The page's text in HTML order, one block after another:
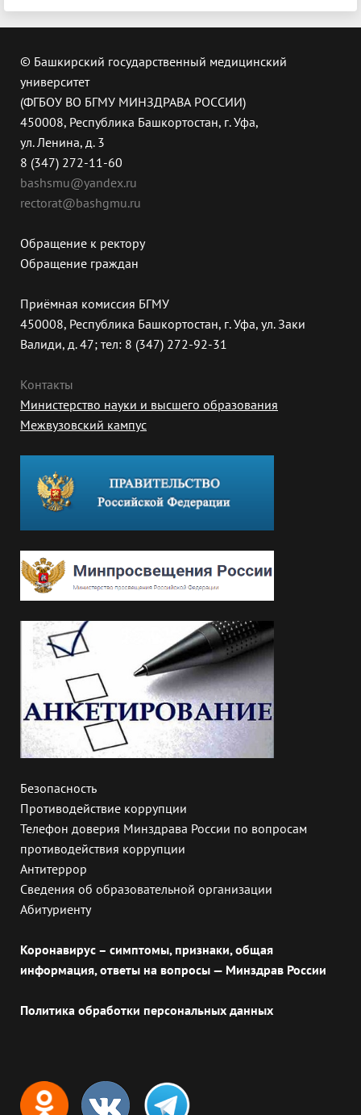
© Башкирский государственный медицинский
университет
(ФГБОУ ВО БГМУ МИНЗДРАВА РОССИИ)
450008, Республика Башкортостан, г. Уфа,
ул. Ленина, д. 3
8 (347) 272-11-60
bashsmu@yandex.ru
rectorat@bashgmu.ru
Обращение к ректору
Обращение граждан
Приёмная комиссия БГМУ
450008, Республика Башкортостан, г. Уфа, ул. Заки
Валиди, д. 47; тел: 8 (347) 272-92-31
Контакты
Министерство науки и высшего образования
Межвузовский кампус
Безопасность
Противодействие коррупции
Телефон доверия Минздрава России по вопросам
противодействия коррупции
Антитеррор
Сведения об образовательной организации
Абитуриенту
Коронавирус – симптомы, признаки, общая
информация, ответы на вопросы — Минздрав России
Политика обработки персональных данных